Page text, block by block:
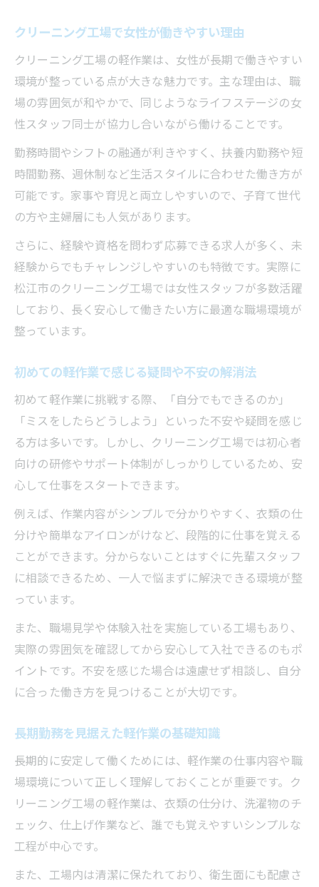
地元で長期勤務が叶う軽作業の魅力
女性が感じる地域密着のクリーニング工場
地域社会とつながる軽作業のやりがい
働きながら地域に関わる軽作業の魅力
研修制度が充実した職場でスキルアップ
軽作業未経験でも安心の研修サポート
女性が成長できるクリーニング工場の研修
内容
働きながらスキルアップできる軽作業職場
長期勤務で得られる研修のメリット
ステップアップ可能な軽作業の研修制度
クリーニング工場で女性が働きやすい理由
クリーニング工場の軽作業は、女性が長期で働きやすい
環境が整っている点が大きな魅力です。主な理由は、職
場の雰囲気が和やかで、同じようなライフステージの女
性スタッフ同士が協力し合いながら働けることです。
勤務時間やシフトの融通が利きやすく、扶養内勤務や短
時間勤務、週休制など生活スタイルに合わせた働き方が
可能です。家事や育児と両立しやすいので、子育て世代
の方や主婦層にも人気があります。
さらに、経験や資格を問わず応募できる求人が多く、未
経験からでもチャレンジしやすいのも特徴です。実際に
松江市のクリーニング工場では女性スタッフが多数活躍
しており、長く安心して働きたい方に最適な職場環境が
整っています。
初めての軽作業で感じる疑問や不安の解消法
初めて軽作業に挑戦する際、「自分でもできるのか」
「ミスをしたらどうしよう」といった不安や疑問を感じ
る方は多いです。しかし、クリーニング工場では初心者
向けの研修やサポート体制がしっかりしているため、安
心して仕事をスタートできます。
例えば、作業内容がシンプルで分かりやすく、衣類の仕
分けや簡単なアイロンがけなど、段階的に仕事を覚える
ことができます。分からないことはすぐに先輩スタッフ
に相談できるため、一人で悩まずに解決できる環境が整
っています。
また、職場見学や体験入社を実施している工場もあり、
実際の雰囲気を確認してから安心して入社できるのもポ
イントです。不安を感じた場合は遠慮せず相談し、自分
に合った働き方を見つけることが大切です。
長期勤務を見据えた軽作業の基礎知識
長期的に安定して働くためには、軽作業の仕事内容や職
場環境について正しく理解しておくことが重要です。ク
リーニング工場の軽作業は、衣類の仕分け、洗濯物のチ
ェック、仕上げ作業など、誰でも覚えやすいシンプルな
工程が中心です。
また、工場内は清潔に保たれており、衛生面にも配慮さ